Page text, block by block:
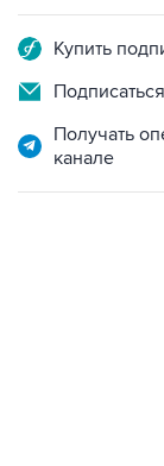
Купить
Получать
канале